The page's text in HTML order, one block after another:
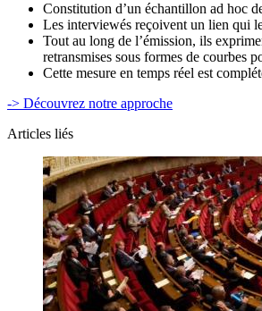
Constitution d’un échantillon ad hoc
Les interviewés reçoivent un lien qui
Tout au long de l’émission, ils
retransmises sous formes de courbes
Cette mesure en temps réel est
-> Découvrez notre approche
Articles liés